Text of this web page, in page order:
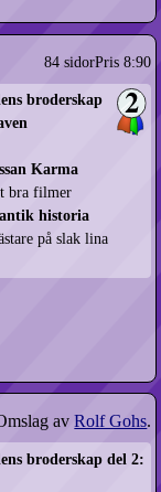
84 sidorPris 8:90
broderskap
Karma
bra filmer
historia
på slak lina
avRolf Gohs.
broderskap del 2: